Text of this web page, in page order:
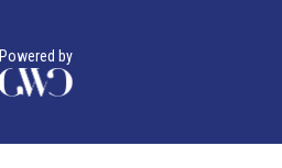
Powered by